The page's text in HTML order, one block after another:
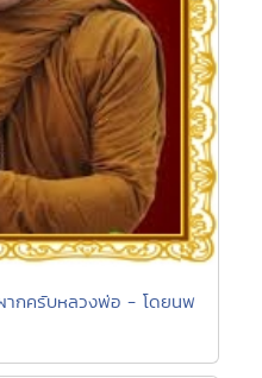
ากครับหลวงพ่อ - โดยนพ